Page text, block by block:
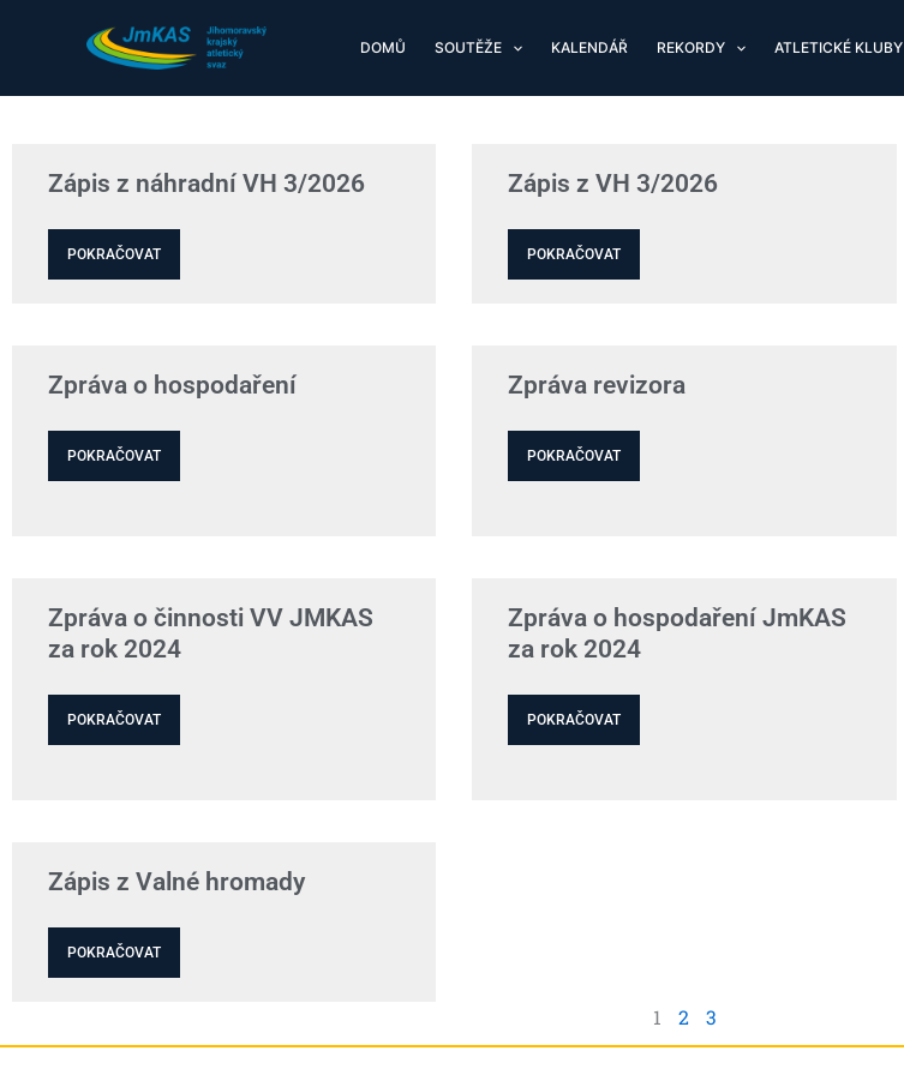
DOMŮ SOUTĚŽE KALENDÁŘ REKORDY ATLETICKÉ KLUBY
Zápis z náhradní VH 3/2026
POKRAČOVAT
Zápis z VH 3/2026
POKRAČOVAT
Zpráva o hospodaření
POKRAČOVAT
Zpráva revizora
POKRAČOVAT
Zpráva o činnosti VV JMKAS
za rok 2024
POKRAČOVAT
Zpráva o hospodaření JmKAS
za rok 2024
POKRAČOVAT
Zápis z Valné hromady
POKRAČOVAT
1 2 3